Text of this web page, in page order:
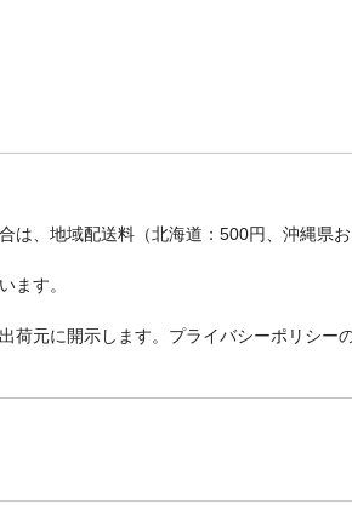
は、地域配送料（北海道：500円、沖縄
ます。
元に開示します。プライバシーポリシー